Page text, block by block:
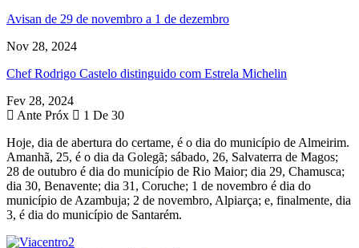
Avisan de 29 de novembro a 1 de dezembro
Nov 28, 2024
Chef Rodrigo Castelo distinguido com Estrela Michelin
Fev 28, 2024
Ante Próx
1 De 30
Hoje, dia de abertura do certame, é o dia do município de Almeirim.
Amanhã, 25, é o dia da Golegã; sábado, 26, Salvaterra de Magos;
28 de outubro é dia do município de Rio Maior; dia 29, Chamusca;
dia 30, Benavente; dia 31, Coruche; 1 de novembro é dia do
município de Azambuja; 2 de novembro, Alpiarça; e, finalmente, dia
3, é dia do município de Santarém.